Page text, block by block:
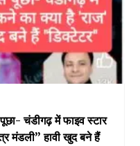
चंडीगढ़ में फाइव स्टार
मंडली” हावी खुद बने हैं